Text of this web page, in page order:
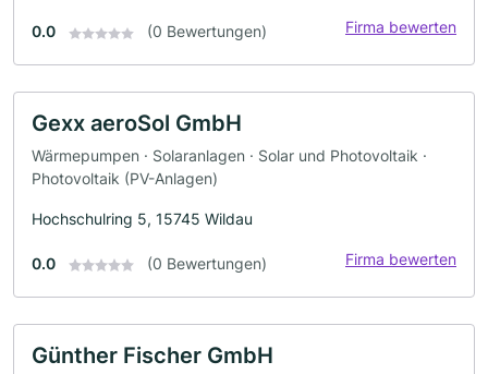
0.0 (0 Bewertungen) Firma bewerten
Gexx aeroSol GmbH
Wärmepumpen · Solaranlagen · Solar und Photovoltaik ·
Photovoltaik (PV-Anlagen)
Hochschulring 5, 15745 Wildau
0.0 (0 Bewertungen) Firma bewerten
Günther Fischer GmbH